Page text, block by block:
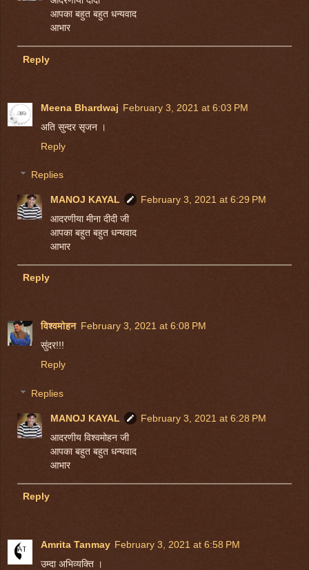
आपका बहुत बहुत धन्यवाद
आभार
Reply
Meena Bhardwaj February 3, 2021 at 6:03 PM
अति सुन्दर सृजन ।
Reply
Replies
MANOJ KAYAL
February 3, 2021 at 6:29 PM
आदरणीया मीना दीदी जी
आपका बहुत बहुत धन्यवाद
आभार
Reply
विश्वमोहन February 3, 2021 at 6:08 PM
सुंदर!!!
Reply
Replies
MANOJ KAYAL
February 3, 2021 at 6:28 PM
आदरणीय विश्वमोहन जी
आपका बहुत बहुत धन्यवाद
आभार
Reply
Amrita Tanmay February 3, 2021 at 6:58 PM
उम्दा अभिव्यक्ति ।